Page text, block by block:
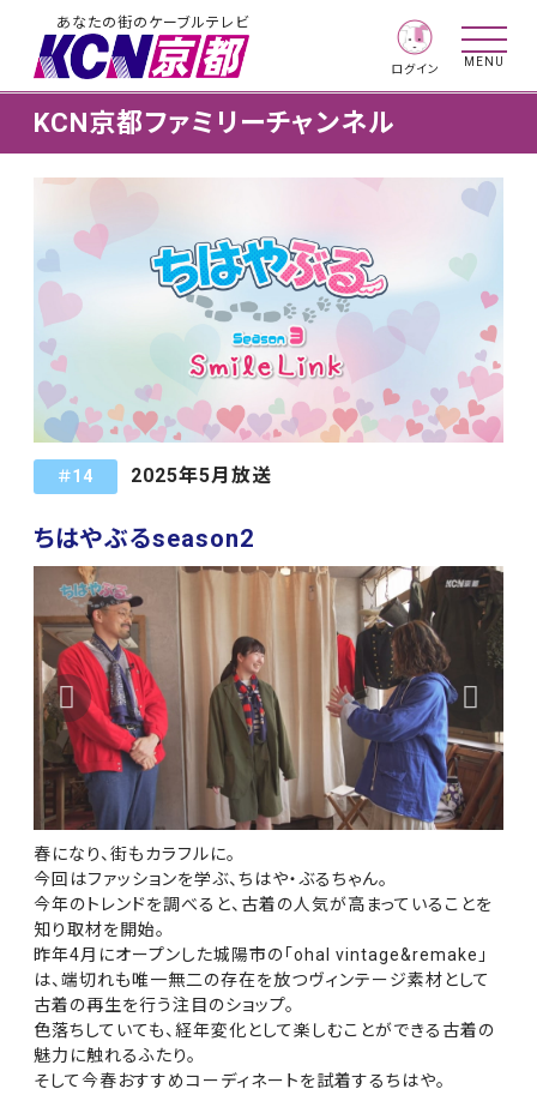
あなたの街のケーブルテレビ
ログイン
MENU
KCN京都ファミリーチャンネル
＃14 2025年5月放送
ちはやぶるseason2
春になり、街もカラフルに。
今回はファッションを学ぶ、ちはや・ぶるちゃん。
今年のトレンドを調べると、古着の人気が高まっていることを
知り取材を開始。
昨年4月にオープンした城陽市の「ohal vintage&remake」
は、端切れも唯一無二の存在を放つヴィンテージ素材として
古着の再生を行う注目のショップ。
色落ちしていても、経年変化として楽しむことができる古着の
魅力に触れるふたり。
そして今春おすすめコーディネートを試着するちはや。